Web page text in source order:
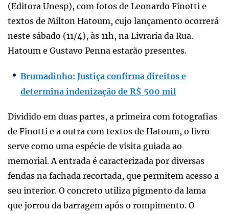
(Editora Unesp), com fotos de Leonardo Finotti e
textos de Milton Hatoum, cujo lançamento ocorrerá
neste sábado (11/4), às 11h, na Livraria da Rua.
Hatoum e Gustavo Penna estarão presentes.
Brumadinho: Justiça confirma direitos e
determina indenização de R$ 500 mil
Dividido em duas partes, a primeira com fotografias
de Finotti e a outra com textos de Hatoum, o livro
serve como uma espécie de visita guiada ao
memorial. A entrada é caracterizada por diversas
fendas na fachada recortada, que permitem acesso a
seu interior. O concreto utiliza pigmento da lama
que jorrou da barragem após o rompimento. O